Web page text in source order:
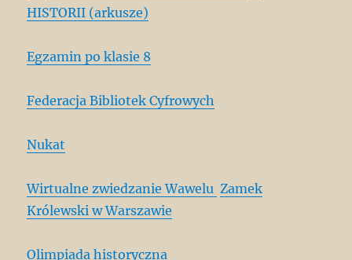
HISTORII (arkusze)
Egzamin po klasie 8
Federacja Bibliotek Cyfrowych
Nukat
Wirtualne zwiedzanie Wawelu Zamek
Królewski w Warszawie
Olimpiada historyczna